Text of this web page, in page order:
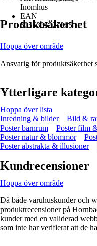
Inomhus
EAN
5055335327365
Produktsäkerhet
Hoppa över område
Ansvarig för produktsäkerhet
Ytterligare
Hoppa över lista
Inredning & bilder
Bild &
Poster barnrum
Poster film
Poster natur & blommor
Poster abstrakta & illusioner
Kundrecensioner
Hoppa över område
Då både varuhuskunder och
produktrecensioner på
kunder med en validerad
som inte har verifierat att de